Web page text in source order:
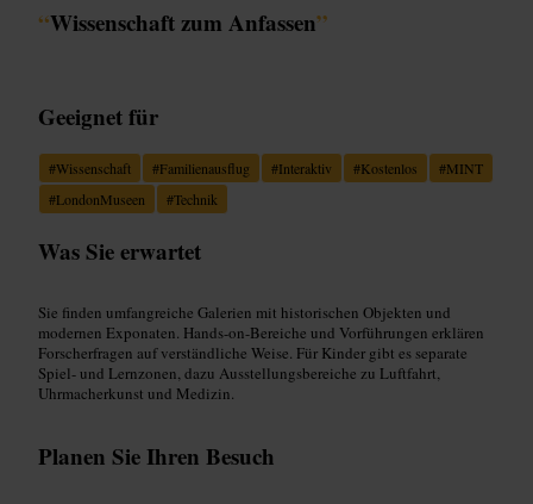
“Wissenschaft zum Anfassen”
Geeignet für
#Wissenschaft #Familienausflug #Interaktiv #Kostenlos #MINT
#LondonMuseen #Technik
Was Sie erwartet
Sie finden umfangreiche Galerien mit historischen Objekten und
modernen Exponaten. Hands-on-Bereiche und Vorführungen erklären
Forscherfragen auf verständliche Weise. Für Kinder gibt es separate
Spiel- und Lernzonen, dazu Ausstellungsbereiche zu Luftfahrt,
Uhrmacherkunst und Medizin.
Planen Sie Ihren Besuch